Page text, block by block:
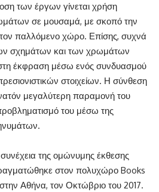
των έργων γίνεται χρήση
σε μουσαμά, με σκοπό την
παλλόμενο χώρο. Επίσης, συχνά
σχημάτων και των χρωμάτων
έκφραση μέσω ενός συνδυασμού
στοιχείων. Η σύνθεση
μεγαλύτερη παραμονή του
του μέσω της
της ομώνυμης έκθεσης
στον πολυχώρο Books
Αθήνα, τον Οκτώβριο του 2017.